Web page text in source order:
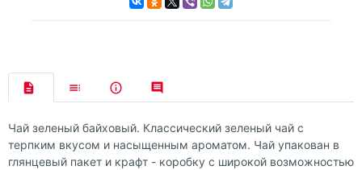
Чай зеленый байховый. Классический зеленый чай с
терпким вкусом и насыщенным ароматом. Чай упакован в
глянцевый пакет и крафт - коробку с широкой возможностью